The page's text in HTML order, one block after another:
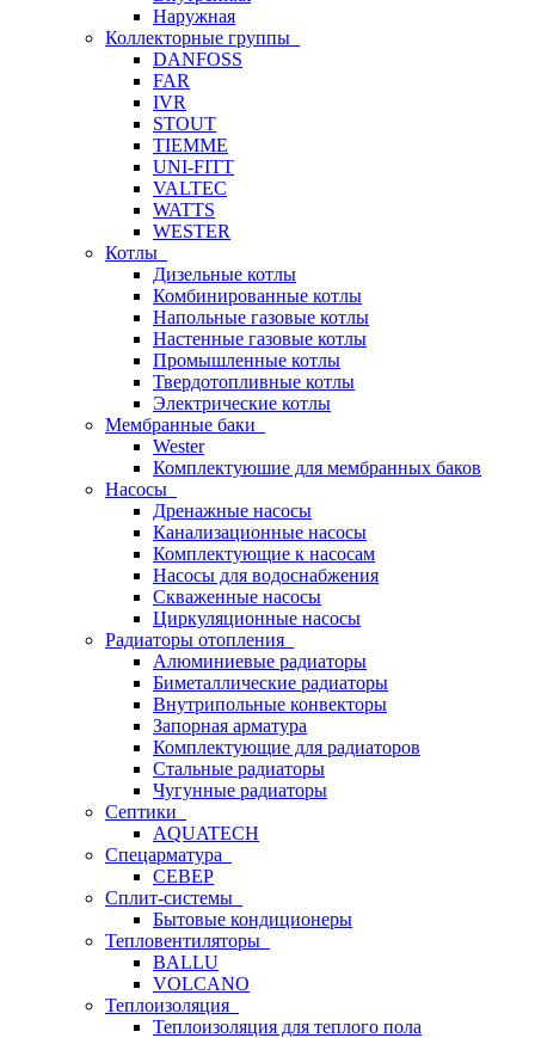
Наружная
Коллекторные группы
DANFOSS
FAR
IVR
STOUT
TIEMME
UNI-FITT
VALTEC
WATTS
WESTER
Котлы
Дизельные котлы
Комбинированные котлы
Напольные газовые котлы
Настенные газовые котлы
Промышленные котлы
Твердотопливные котлы
Электрические котлы
Мембранные баки
Wester
Комплектуюшие для мембранных баков
Насосы
Дренажные насосы
Канализационные насосы
Комплектующие к насосам
Насосы для водоснабжения
Скваженные насосы
Циркуляционные насосы
Радиаторы отопления
Алюминиевые радиаторы
Биметаллические радиаторы
Внутрипольные конвекторы
Запорная арматура
Комплектующие для радиаторов
Стальные радиаторы
Чугунные радиаторы
Септики
AQUATECH
Спецарматура
СЕВЕР
Сплит-системы
Бытовые кондиционеры
Тепловентиляторы
BALLU
VOLCANO
Теплоизоляция
Теплоизоляция для теплого пола